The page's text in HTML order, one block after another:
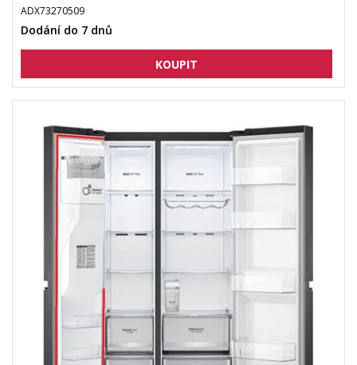
ADX73270509
Dodání do 7 dnů